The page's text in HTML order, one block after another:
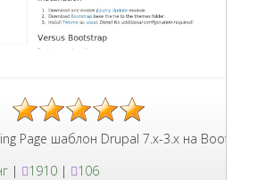
Page шаблон Drupal 7.x-3.x на Bootstrap
| 1910 | 106